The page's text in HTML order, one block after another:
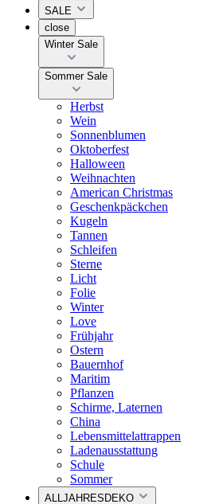
SALE
close
Winter Sale
Sommer Sale
Herbst
Wein
Sonnenblumen
Oktoberfest
Halloween
Weihnachten
American Christmas
Geschenkpäckchen
Kugeln
Tannen
Schleifen
Sterne
Licht
Folie
Winter
Love
Frühjahr
Ostern
Bauernhof
Maritim
Pflanzen
Schirme, Laternen
China
Lebensmittelattrappen
Ladenausstattung
Schule
Sommer
ALLJAHRESDEKO